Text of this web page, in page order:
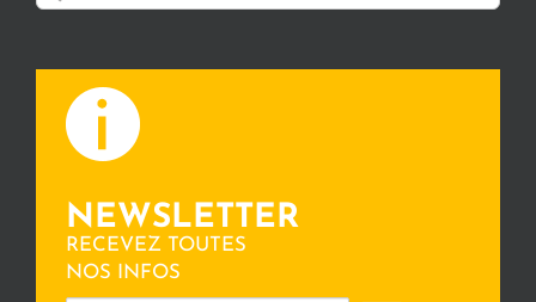
NEWSLETTER
RECEVEZ TOUTES
NOS INFOS